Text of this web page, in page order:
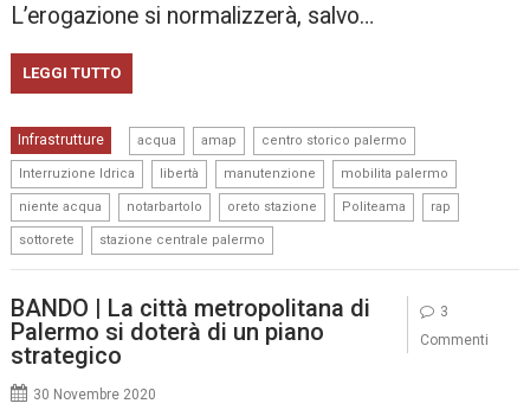
L’erogazione si normalizzerà, salvo…
LEGGI TUTTO
Infrastrutture acqua amap centro storico palermo
Interruzione Idrica libertà manutenzione mobilita palermo
niente acqua notarbartolo oreto stazione Politeama rap
sottorete stazione centrale palermo
BANDO | La città metropolitana di
Palermo si doterà di un piano
strategico
30 Novembre 2020
3
Commenti